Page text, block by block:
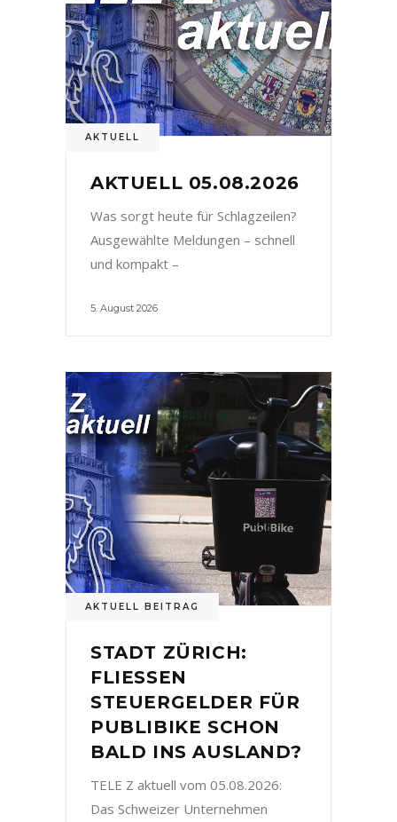
AKTUELL
AKTUELL 05.08.2026
Was sorgt heute für Schlagzeilen?
Ausgewählte Meldungen – schnell
und kompakt –
5. August 2026
AKTUELL BEITRAG
STADT ZÜRICH:
FLIESSEN
STEUERGELDER FÜR
PUBLIBIKE SCHON
BALD INS AUSLAND?
TELE Z aktuell vom 05.08.2026:
Das Schweizer Unternehmen